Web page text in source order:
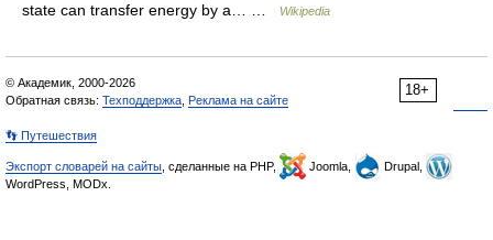
state can transfer energy by a… …
Wikipedia
18+
© Академик, 2000-2026
Обратная связь: Техподдержка Реклама на сайте
👣 Путешествия
Экспорт словарей на сайты , сделанные на PHP, Joomla,
Drupal,
WordPress, MODx.